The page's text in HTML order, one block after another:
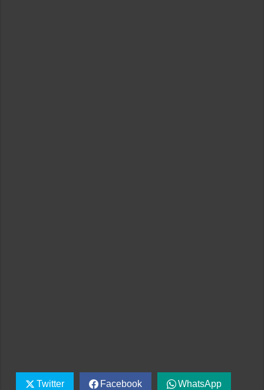
Twitter Facebook WhatsApp